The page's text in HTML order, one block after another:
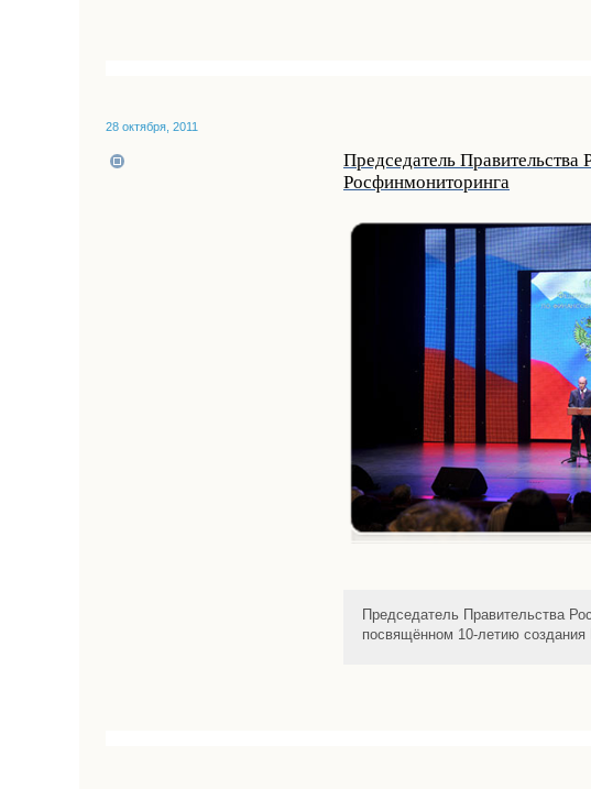
28 октября, 2011
Председатель
Росфинмониторинга
Председатель Правительства
посвящённом 10-летию создания